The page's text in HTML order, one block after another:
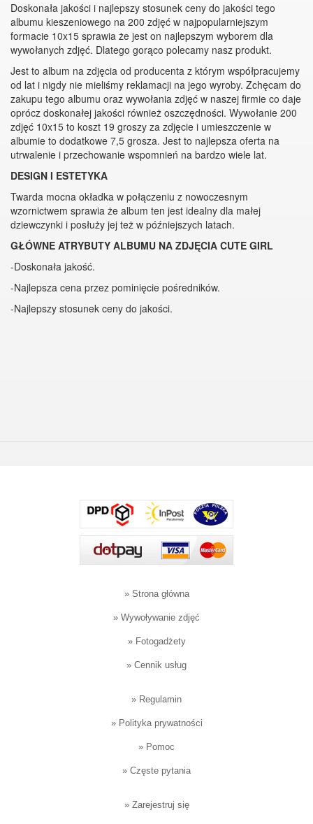
Doskonała jakości i najlepszy stosunek ceny do jakości tego
albumu kieszeniowego na 200 zdjęć w najpopularniejszym
formacie 10x15 sprawia że jest on najlepszym wyborem dla
wywołanych zdjęć. Dlatego gorąco polecamy nasz produkt.
Jest to album na zdjęcia od producenta z którym współpracujemy
od lat i nigdy nie mieliśmy reklamacji na jego wyroby. Zchęcam do
zakupu tego albumu oraz wywołania zdjęć w naszej firmie co daje
oprócz doskonałej jakości również oszczędności. Wywołanie 200
zdjęć 10x15 to koszt 19 groszy za zdjęcie i umieszczenie w
albumie to dodatkowe 7,5 grosza. Jest to najlepsza oferta na
utrwalenie i przechowanie wspomnień na bardzo wiele lat.
DESIGN I ESTETYKA
Twarda mocna okładka w połączeniu z nowoczesnym
wzornictwem sprawia że album ten jest idealny dla małej
dziewczynki i posłuży jej też w późniejszych latach.
GŁÓWNE ATRYBUTY ALBUMU NA ZDJĘCIA CUTE GIRL
-Doskonała jakość.
-Najlepsza cena przez pominięcie pośredników.
-Najlepszy stosunek ceny do jakości.
» Strona główna
» Wywoływanie zdjęć
» Fotogadżety
» Cennik usług
» Regulamin
» Polityka prywatności
» Pomoc
» Częste pytania
» Zarejestruj się